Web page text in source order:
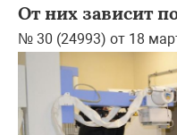
От них зависит
№ 30 (24993) от 18